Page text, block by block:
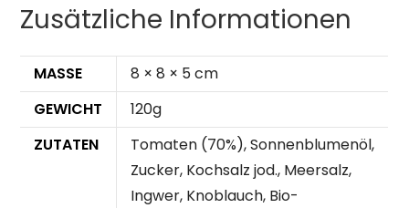
Zusätzliche Informationen
MASSE
8 × 8 × 5 cm
GEWICHT
120g
ZUTATEN
Tomaten (70%), Sonnenblumenöl,
Zucker, Kochsalz jod., Meersalz,
Ingwer, Knoblauch, Bio-